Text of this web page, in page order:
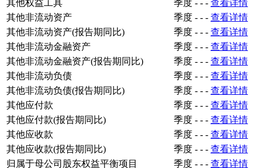
其他权益工具
季度 - - - 查看详情
其他非流动资产
季度 - - - 查看详情
其他非流动资产(报告期同比)
季度 - - - 查看详情
其他非流动金融资产
季度 - - - 查看详情
其他非流动金融资产(报告期同比)
季度 - - - 查看详情
其他非流动负债
季度 - - - 查看详情
其他非流动负债(报告期同比)
季度 - - - 查看详情
其他应付款
季度 - - - 查看详情
其他应付款(报告期同比)
季度 - - - 查看详情
其他应收款
季度 - - - 查看详情
其他应收款(报告期同比)
季度 - - - 查看详情
归属于母公司股东权益平衡项目
季度 - - - 查看详情